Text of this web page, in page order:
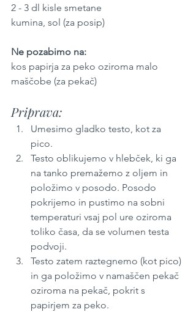
2 - 3 dl kisle smetane
kumina, sol (za posip)
Ne pozabimo na:
kos papirja za peko oziroma malo
maščobe (za pekač)
Priprava:
Umesimo gladko testo, kot za
pico.
Testo oblikujemo v hlebček, ki ga
na tanko premažemo z oljem in
položimo v posodo. Posodo
pokrijemo in pustimo na sobni
temperaturi vsaj pol ure oziroma
toliko časa, da se volumen testa
podvoji.
Testo zatem raztegnemo (kot pico)
in ga položimo v namaščen pekač
oziroma na pekač, pokrit s
papirjem za peko.